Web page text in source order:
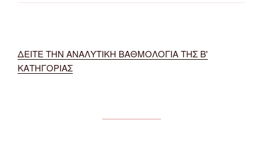
ΔΕΙΤΕ ΤΗΝ ΑΝΑΛΥΤΙΚΗ ΒΑΘΜΟΛΟΓΙΑ ΤΗΣ Β'
ΚΑΤΗΓΟΡΙΑΣ